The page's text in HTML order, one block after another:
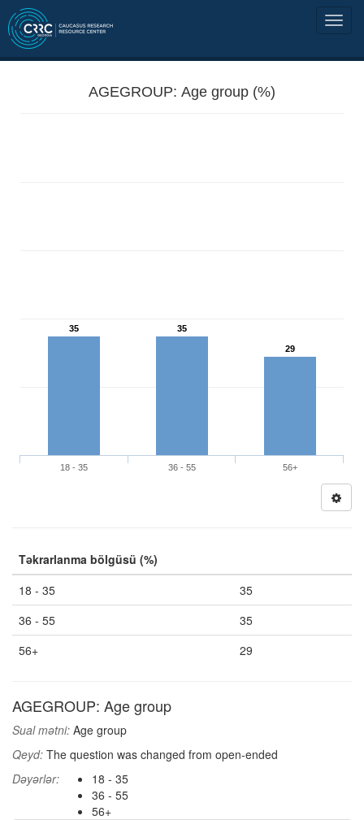
AGEGROUP: Age group (%)
35 35
29
18 - 35 36 - 55 56+
Təkrarlanma bölgüsü (%)
18 - 35
35
36 - 55
35
56+
29
AGEGROUP: Age group
Sual mətni: Age group
Qeyd: The question was changed from open-ended
Dəyərlər:
18 - 35
36 - 55
56+